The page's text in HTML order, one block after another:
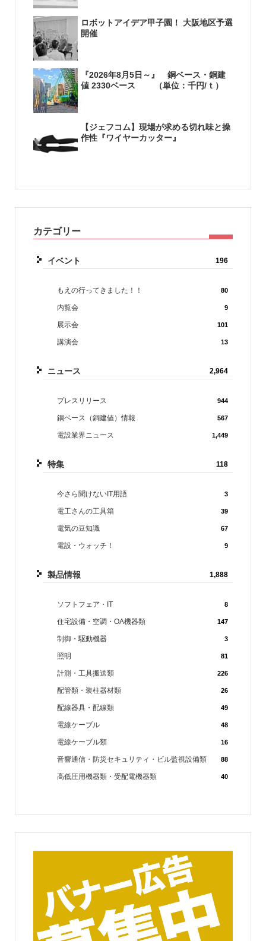
ロボットアイデア甲子園！ 大阪地区予選
開催
『2026年8月5日～』 銅ベース・銅建
値 2330ベース （単位：千円/ｔ）
【ジェフコム】現場が求める切れ味と操
作性『ワイヤーカッター』
カテゴリー
イベント 196
もえの行ってきました！！ 80
内覧会 9
展示会 101
講演会 13
ニュース 2,964
プレスリリース 944
銅ベース（銅建値）情報 567
電設業界ニュース 1,449
特集 118
今さら聞けないIT用語 3
電工さんの工具箱 39
電気の豆知識 67
電設・ウォッチ！ 9
製品情報 1,888
ソフトフェア・IT 8
住宅設備・空調・OA機器類 147
制御・駆動機器 3
照明 81
計測・工具搬送類 226
配管類・装柱器材類 26
配線器具・配線類 49
電線ケーブル 48
電線ケーブル類 16
音響通信・防災セキュリティ・ビル監視設備類 88
高低圧用機器類・受配電機器類 40